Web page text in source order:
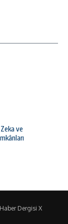
ve
Haber Dergisi X